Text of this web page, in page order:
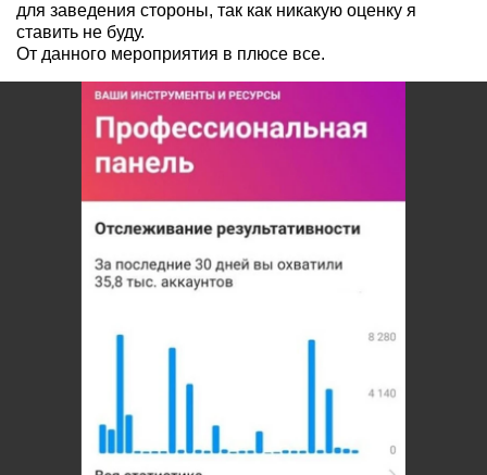
для заведения стороны, так как никакую оценку я
ставить не буду.
От данного мероприятия в плюсе все.